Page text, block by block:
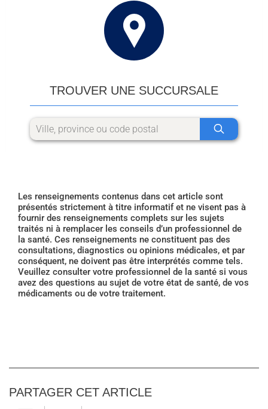
TROUVER UNE SUCCURSALE
Les renseignements contenus dans cet article sont
présentés strictement à titre informatif et ne visent pas à
fournir des renseignements complets sur les sujets
traités ni à remplacer les conseils d’un professionnel de
la santé. Ces renseignements ne constituent pas des
consultations, diagnostics ou opinions médicales, et par
conséquent, ne doivent pas être interprétés comme tels.
Veuillez consulter votre professionnel de la santé si vous
avez des questions au sujet de votre état de santé, de vos
médicaments ou de votre traitement.
PARTAGER CET ARTICLE